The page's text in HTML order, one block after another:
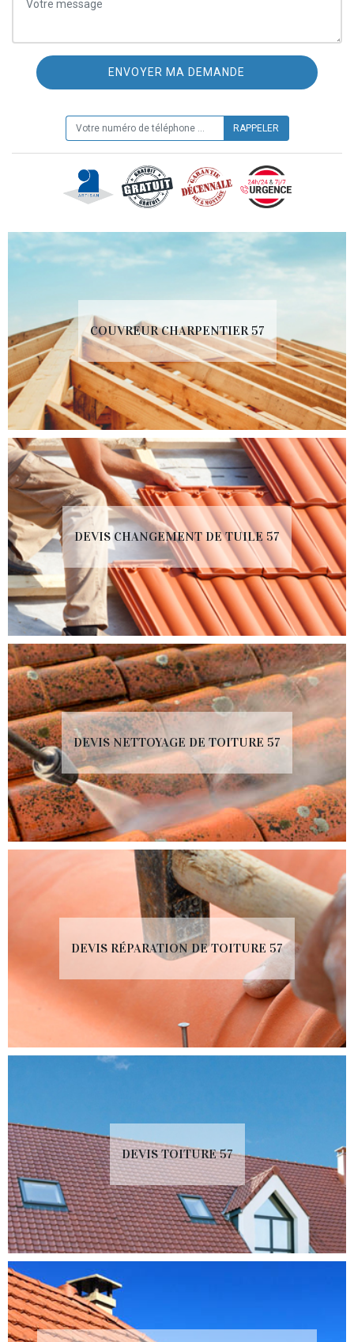
COUVREUR CHARPENTIER 57
DEVIS CHANGEMENT DE TUILE 57
DEVIS NETTOYAGE DE TOITURE 57
DEVIS RÉPARATION DE TOITURE 57
DEVIS TOITURE 57